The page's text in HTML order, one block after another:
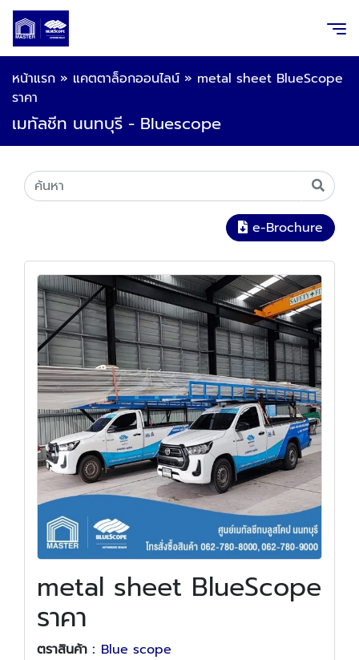
หน้าแรก » แคตตาล็อกออนไลน์ » metal sheet BlueScope
ราคา
เมทัลชีท นนทบุรี - Bluescope
e-Brochure
metal sheet BlueScope
ราคา
ตราสินค้า : Blue scope